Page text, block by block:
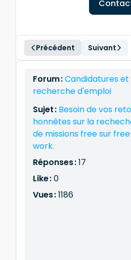
Précédent Suivant
Forum :Candidatures et
recherche d'emploi
Sujet : Besoin de vos
honnêtes sur la
de missions free sur
work.
Réponses :17
Like :0
Vues :1186